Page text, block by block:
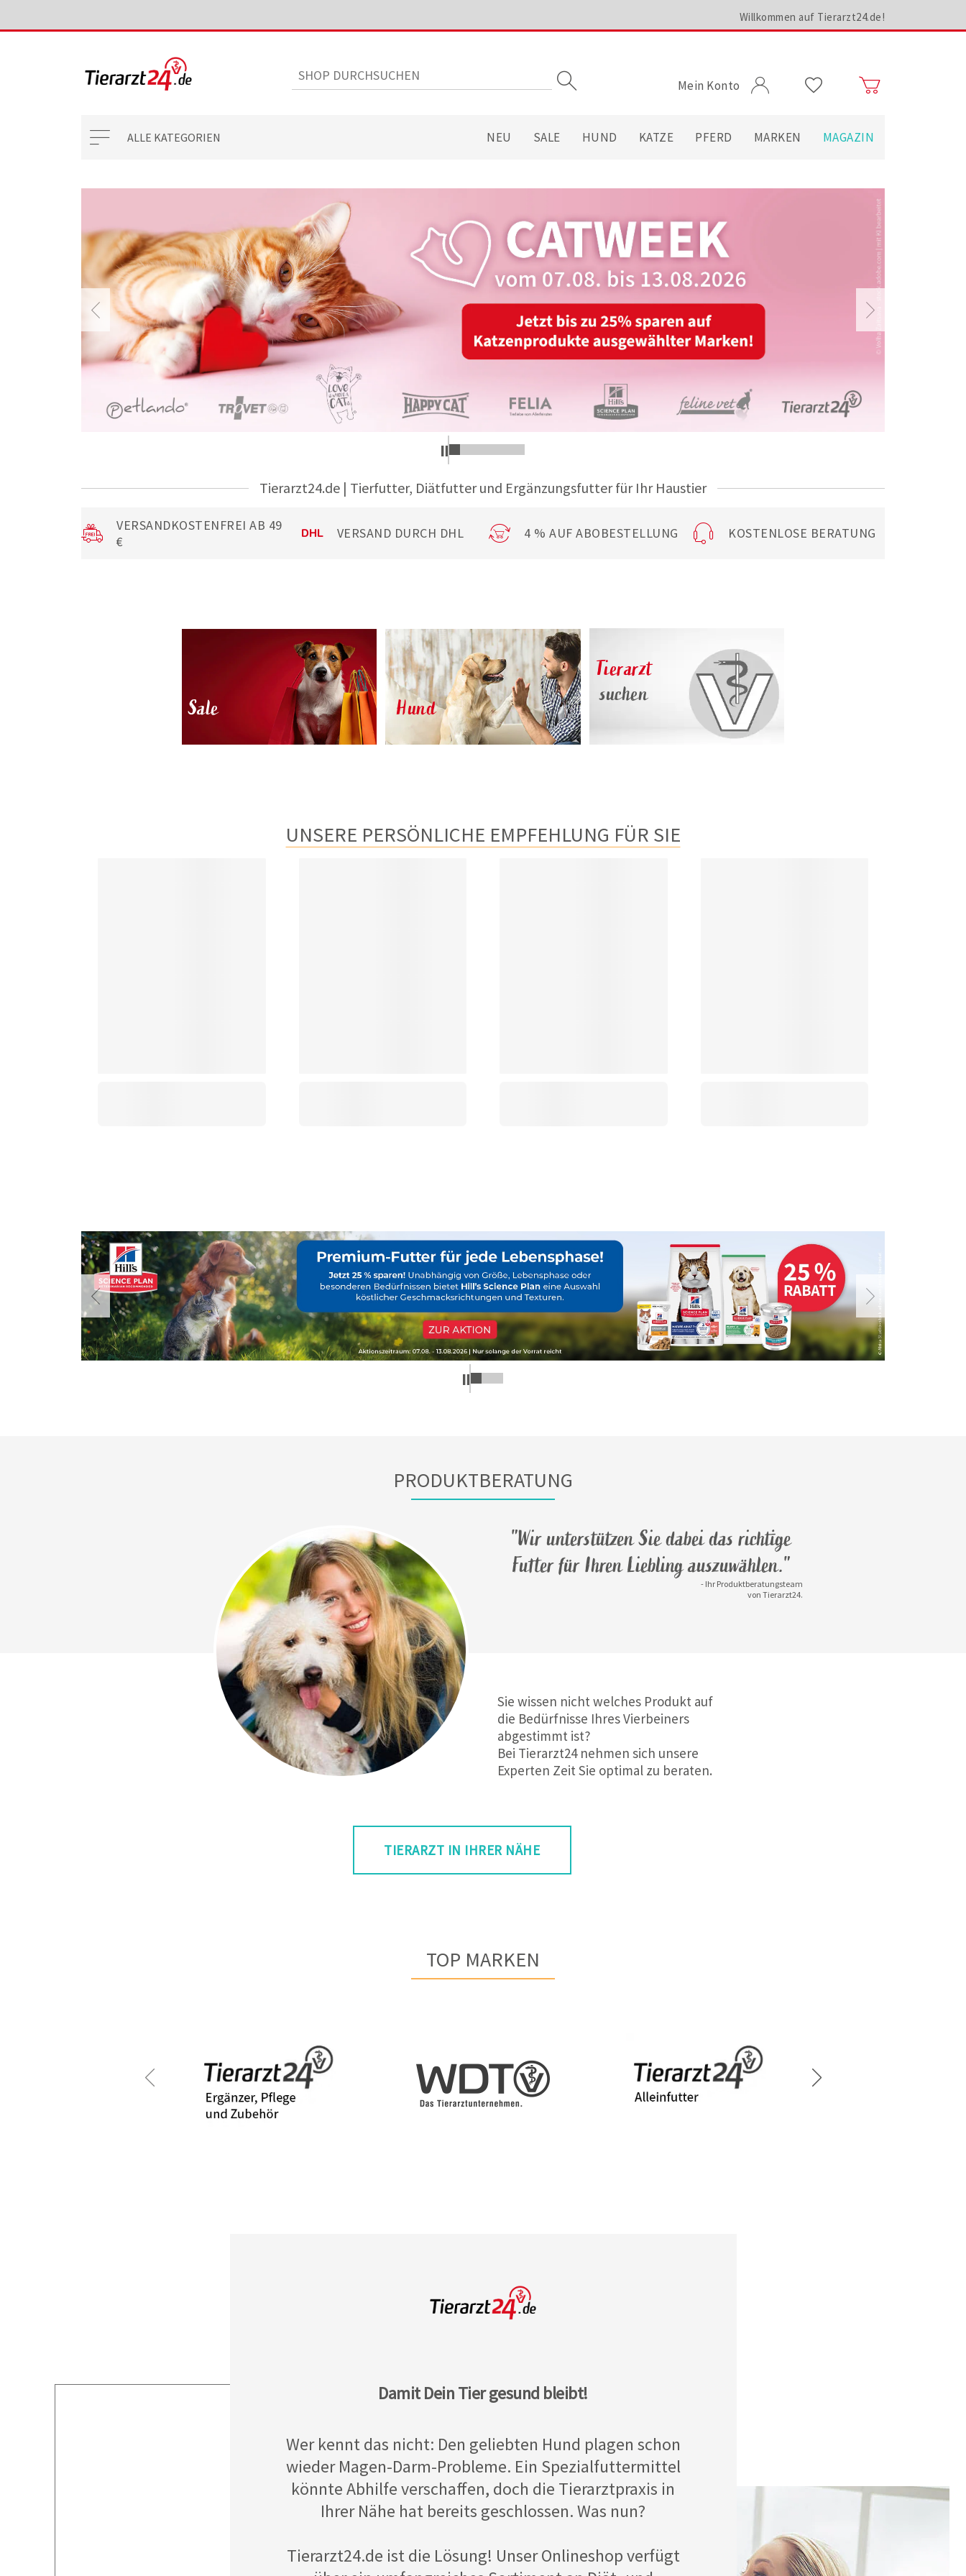
Willkommen auf Tierarzt24.de!
Mein Konto
ALLE KATEGORIEN NEU SALE HUND KATZE PFERD MARKEN MAGAZIN
Tierarzt24.de | Tierfutter, Diätfutter und Ergänzungsfutter für Ihr Haustier
VERSANDKOSTENFREI AB 49
€
VERSAND DURCH DHL 4 % AUF ABOBESTELLUNG KOSTENLOSE BERATUNG
Sale Hund
Tierarzt
suchen
UNSERE PERSÖNLICHE EMPFEHLUNG FÜR SIE
PRODUKTBERATUNG
"Wir unterstützen Sie dabei das richtige
Futter für Ihren Liebling auszuwählen."
- Ihr Produktberatungsteam
von Tierarzt24.
Sie wissen nicht welches Produkt auf
die Bedürfnisse Ihres Vierbeiners
abgestimmt ist?
Bei Tierarzt24 nehmen sich unsere
Experten Zeit Sie optimal zu beraten.
TIERARZT IN IHRER NÄHE
TOP MARKEN
Damit Dein Tier gesund bleibt!
Wer kennt das nicht: Den geliebten Hund plagen schon
wieder Magen-Darm-Probleme. Ein Spezialfuttermittel
könnte Abhilfe verschaffen, doch die Tierarztpraxis in
Ihrer Nähe hat bereits geschlossen. Was nun?
Tierarzt24.de ist die Lösung! Unser Onlineshop verfügt